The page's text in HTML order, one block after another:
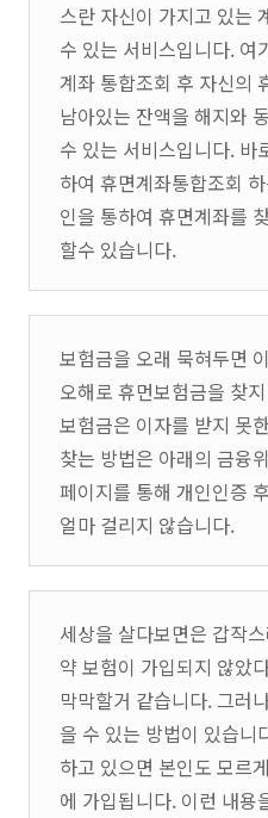
스란 자신이 가지고 있는
수 있는 서비스입니다. 여
계좌 통합조회 후 자신의
남아있는 잔액을 해지와
수 있는 서비스입니다. 바
하여 휴면계좌통합조회
인을 통하여 휴면계좌를
할수 있습니다.
보험금을 오래 묵혀두면
오해로 휴먼보험금을 찾
보험금은 이자를 받지 못
찾는 방법은 아래의 금융
페이지를 통해 개인인증
얼마 걸리지 않습니다.
세상을 살다보면은 갑작
약 보험이 가입되지 않았
막막할거 같습니다. 그러
을 수 있는 방법이 있습니
하고 있으면 본인도 모르
에 가입됩니다. 이런 내용